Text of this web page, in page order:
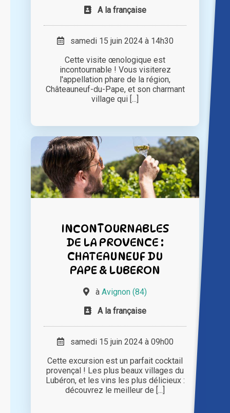
A la française
samedi 15 juin 2024 à 14h30
Cette visite œnologique est
incontournable ! Vous visiterez
l'appellation phare de la région,
Châteauneuf-du-Pape, et son charmant
village qui [...]
INCONTOURNABLES
DE LA PROVENCE :
CHATEAUNEUF DU
PAPE & LUBERON
à Avignon (84)
A la française
samedi 15 juin 2024 à 09h00
Cette excursion est un parfait cocktail
provençal ! Les plus beaux villages du
Lubéron, et les vins les plus délicieux :
découvrez le meilleur de [...]